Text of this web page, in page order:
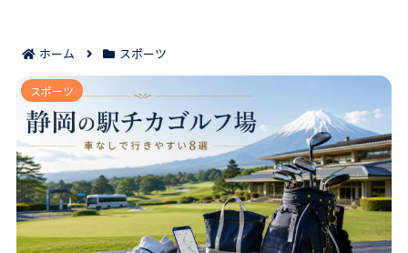
ホーム スポーツ
静岡で駅チカ重視ならおすすめゴルフ場8選｜車なしで
も行きやすい選び方が見えてくる！
スポーツ